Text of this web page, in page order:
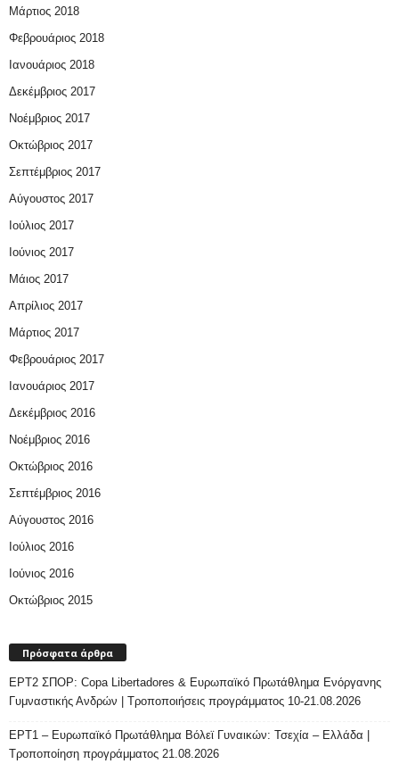
Μάρτιος 2018
Φεβρουάριος 2018
Ιανουάριος 2018
Δεκέμβριος 2017
Νοέμβριος 2017
Οκτώβριος 2017
Σεπτέμβριος 2017
Αύγουστος 2017
Ιούλιος 2017
Ιούνιος 2017
Μάιος 2017
Απρίλιος 2017
Μάρτιος 2017
Φεβρουάριος 2017
Ιανουάριος 2017
Δεκέμβριος 2016
Νοέμβριος 2016
Οκτώβριος 2016
Σεπτέμβριος 2016
Αύγουστος 2016
Ιούλιος 2016
Ιούνιος 2016
Οκτώβριος 2015
Πρόσφατα άρθρα
ΕΡΤ2 ΣΠΟΡ: Copa Libertadores & Ευρωπαϊκό Πρωτάθλημα Ενόργανης
Γυμναστικής Ανδρών | Τροποποιήσεις προγράμματος 10-21.08.2026
ΕΡΤ1 – Ευρωπαϊκό Πρωτάθλημα Βόλεϊ Γυναικών: Τσεχία – Ελλάδα |
Τροποποίηση προγράμματος 21.08.2026